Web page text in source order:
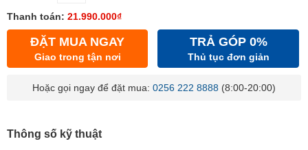
Thanh toán: 21.990.000₫
ĐẶT MUA NGAY
Giao trong tận nơi
TRẢ GÓP 0%
Thủ tục đơn giản
Hoặc gọi ngay để đặt mua: 0256 222 8888 (8:00-20:00)
Thông số kỹ thuật